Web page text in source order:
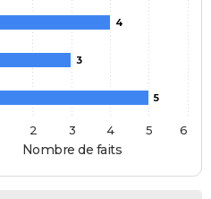
Nombre de faits
4
3
5
2 3 4 5 6